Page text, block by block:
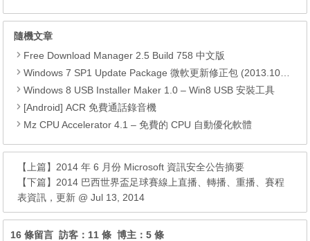
隨機文章
Free Download Manager 2.5 Build 758 中文版
Windows 7 SP1 Update Package 微軟更新修正包 (2013.10月份)
Windows 8 USB Installer Maker 1.0 – Win8 USB 安裝工具
[Android] ACR 免費通話錄音機
Mz CPU Accelerator 4.1 – 免費的 CPU 自動優化軟體
【上篇】 2014 年 6 月份 Microsoft 資訊安全公告摘要
【下篇】 2014 巴西世界盃足球賽線上直播、轉播、重播、賽程
表資訊，更新 @ Jul 13, 2014
16 條留言 訪客：11 條 博主：5 條